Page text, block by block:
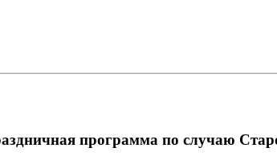
программа по случаю